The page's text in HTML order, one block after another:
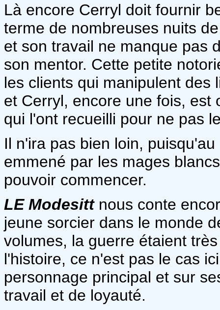
Là encore Cerryl doit fournir
terme de nombreuses nuits
et son travail ne manque pas
son mentor. Cette petite
les clients qui manipulent des
et Cerryl, encore une fois, est
qui l'ont recueilli pour ne pas
Il n'ira pas bien loin,
emmené par les mages
pouvoir commencer.
LE Modesittnous conte
jeune sorcier dans le monde
volumes, la guerre étaient
l'histoire, ce n'est pas le cas
personnage principal et sur
travail et de loyauté.